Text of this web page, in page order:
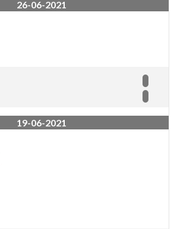
26-06-2021
19-06-2021